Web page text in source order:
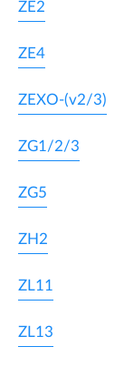
ZE2
ZE4
ZEXO-(v2/3)
ZG1/2/3
ZG5
ZH2
ZL11
ZL13